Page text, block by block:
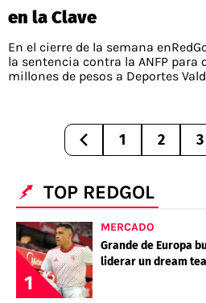
en la Clave
En el cierre de la semana
la sentencia contra la ANFP para
millones de pesos a Deportes
1 2 3
TOP REDGOL
1
MERCADO
Grande de Europa
liderar un dream